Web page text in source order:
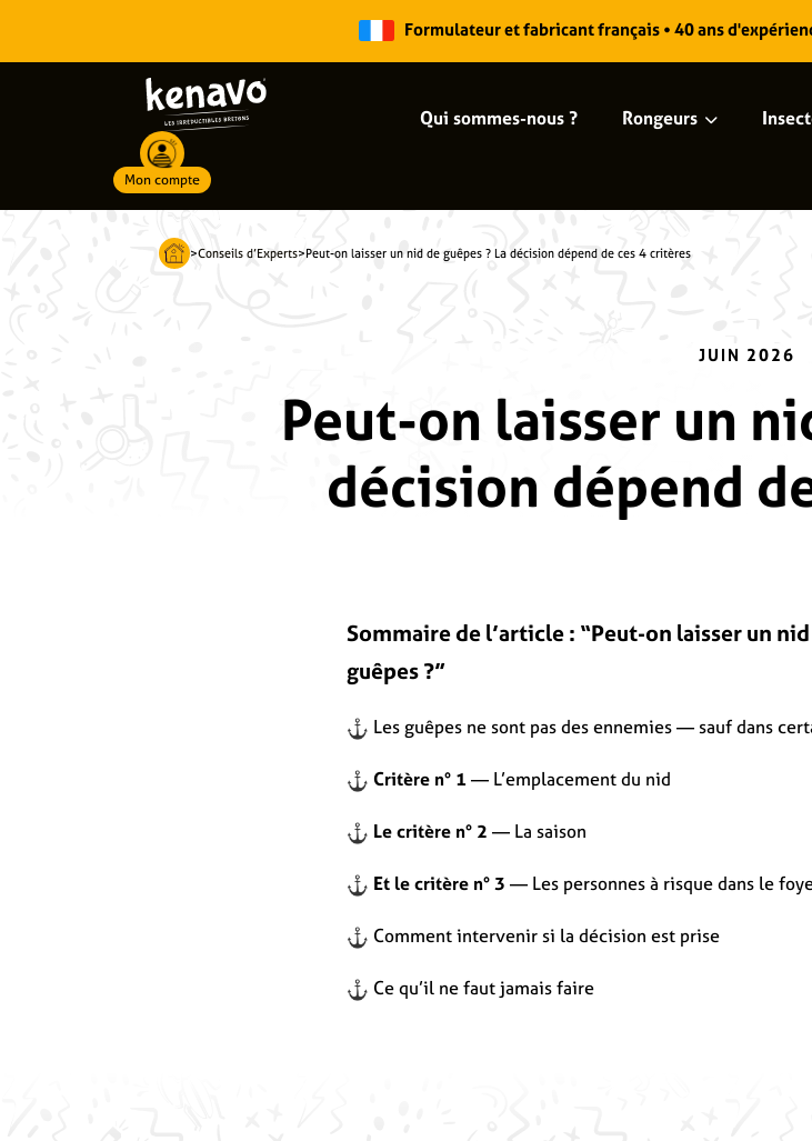
Qui sommes-nous ? Rongeurs
Mon compte
>Conseils d’Experts>Peut-on laisser un nid de guêpes ? La décision dépend de ces 4 critères
JUIN 2026
Peut-on laisser un
décision dépend
Sommaire de l’article : “Peut-on laisser un
guêpes ?”
Les guêpes ne sont pas des ennemies — sauf dans
Critère n° 1 — L’emplacement du nid
Le critère n° 2 — La saison
Et le critère n° 3 — Les personnes à risque dans le
Comment intervenir si la décision est prise
Ce qu’il ne faut jamais faire
Formulateur et fabricant français • 40 ans